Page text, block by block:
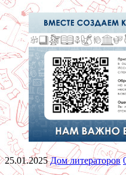
25.01.2025 Дом литераторов